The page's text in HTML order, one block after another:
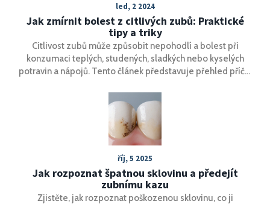
led, 2 2024
Jak zmírnit bolest z citlivých zubů: Praktické
tipy a triky
Citlivost zubů může způsobit nepohodlí a bolest při
konzumaci teplých, studených, sladkých nebo kyselých
potravin a nápojů. Tento článek představuje přehled příčin
domácí péči, ale i profesionální postupy, které vám
pomohou udržet zuby zdravé a snížit citlivost.
říj, 5 2025
Jak rozpoznat špatnou sklovinu a předejít
zubnímu kazu
Zjistěte, jak rozpoznat poškozenou sklovinu, co ji